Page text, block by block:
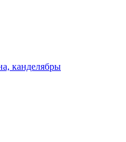
канделябры